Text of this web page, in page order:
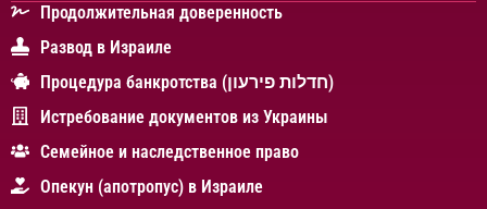
Продолжительная доверенность
Развод в Израиле
Процедура банкротства (חדלות פירעון)
Истребование документов из Украины
Cемейное и наследственное право
Опекун (апотропус) в Израиле